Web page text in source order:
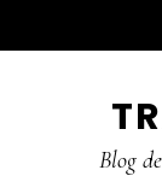
Blog